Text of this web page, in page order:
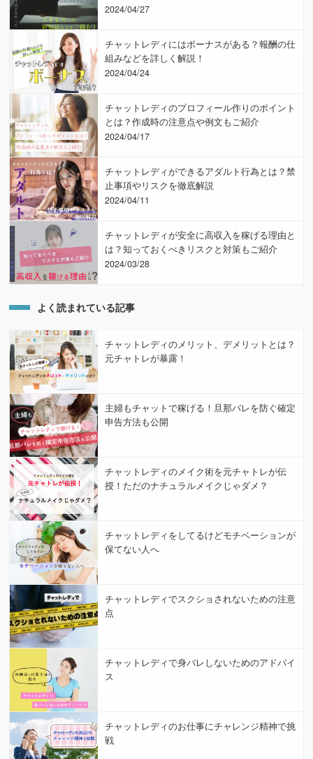
2024/04/27
チャットレディにはボーナスがある？報酬の仕
組みなどを詳しく解説！
2024/04/24
チャットレディのプロフィール作りのポイント
とは？作成時の注意点や例文もご紹介
2024/04/17
チャットレディができるアダルト行為とは？禁
止事項やリスクを徹底解説
2024/04/11
チャットレディが安全に高収入を稼げる理由と
は？知っておくべきリスクと対策もご紹介
2024/03/28
よく読まれている記事
チャットレディのメリット、デメリットとは？
元チャトレが暴露！
主婦もチャットで稼げる！旦那バレを防ぐ確定
申告方法も公開
チャットレディのメイク術を元チャトレが伝
授！ただのナチュラルメイクじゃダメ？
チャットレディをしてるけどモチベーションが
保てない人へ
チャットレディでスクショされないための注意
点
チャットレディで身バレしないためのアドバイ
ス
チャットレディのお仕事にチャレンジ精神で挑
戦